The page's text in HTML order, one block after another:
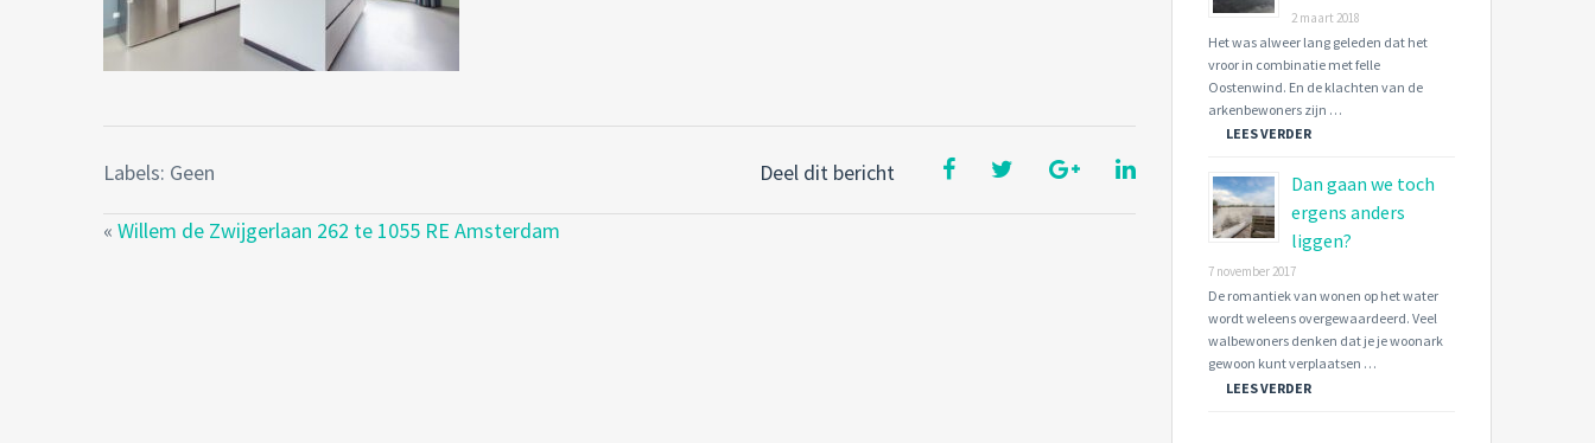
Deel dit bericht
Labels: Geen
« Willem de Zwijgerlaan 262 te 1055 RE Amsterdam
2 maart 2018
Het was alweer lang geleden dat het
vroor in combinatie met felle
Oostenwind. En de klachten van de
arkenbewoners zijn …
LEES VERDER
Dan gaan we toch
ergens anders
liggen?
7 november 2017
De romantiek van wonen op het water
wordt weleens overgewaardeerd. Veel
walbewoners denken dat je je woonark
gewoon kunt verplaatsen …
LEES VERDER